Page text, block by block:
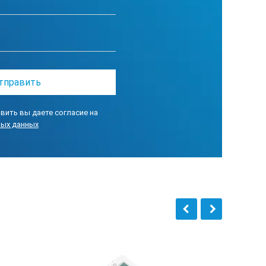
Гц; 5 В пост. тока при выходе 2 А адаптера питания USB
вы даете согласие на
данных